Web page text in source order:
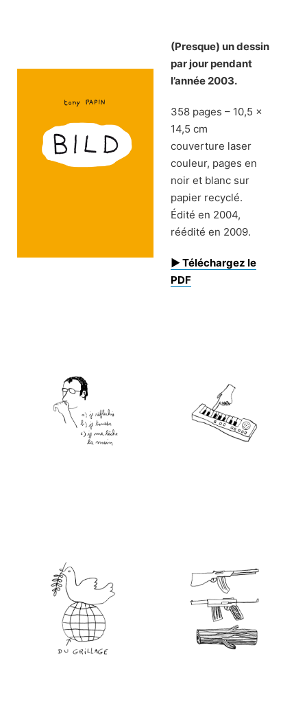
(Presque) un dessin
par jour pendant
l’année 2003.
358 pages – 10,5 x
14,5 cm
couverture laser
couleur, pages en
noir et blanc sur
papier recyclé.
Édité en 2004,
réédité en 2009.
► Téléchargez le
PDF